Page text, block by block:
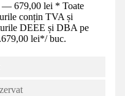
— 679,00 lei * Toate
conțin TVA și
DEEE și DBA pe
679,00 lei*/ buc.